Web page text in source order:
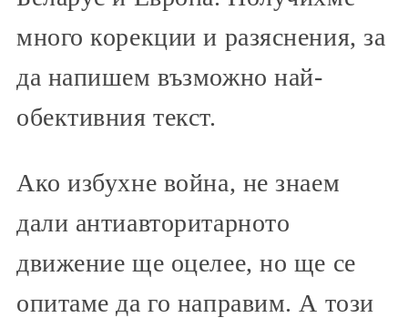
много корекции и разяснения, за
да напишем възможно най-
обективния текст.
Ако избухне война, не знаем
дали антиавторитарното
движение ще оцелее, но ще се
опитаме да го направим. А този